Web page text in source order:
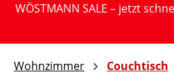
WÖSTMANN SALE – jetzt
Wohnzimmer Couchtisch